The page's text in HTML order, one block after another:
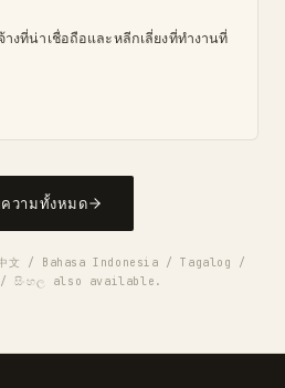
งที่น่าเชื่อถือและหลีกเลี่ยงที่ทำงานที่
วามทั้งหมด
/ Bahasa Indonesia / Tagalog /
/ සිංහල also available.